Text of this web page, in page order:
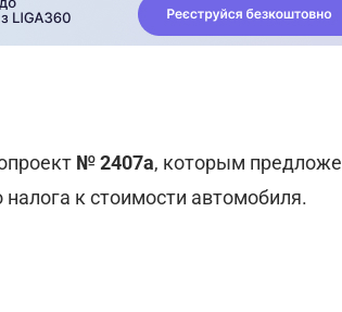
№ 2407а, которым
к стоимости автомобиля.